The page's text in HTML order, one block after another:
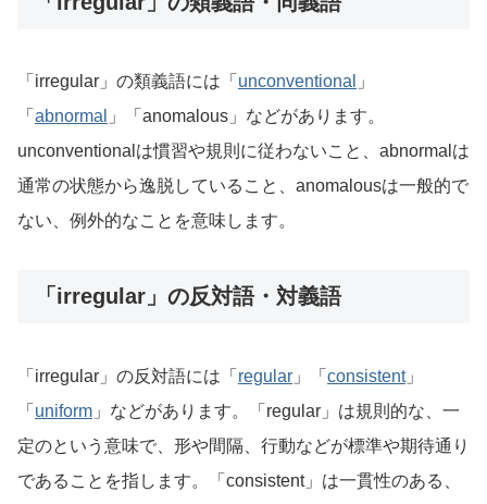
「irregular」の類義語には「 unconventional
」
「 abnormal
」「anomalous」などがあります。
unconventionalは慣習や規則に従わないこと、abnormalは
通常の状態から逸脱していること、anomalousは一般的で
ない、例外的なことを意味します。
「irregular」の反対語・対義語
「irregular」の反対語には「 regular 」「 consistent」
「 uniform 」などがあります。「regular」は規則的な、一
定のという意味で、形や間隔、行動などが標準や期待通り
であることを指します。「consistent」は一貫性のある、